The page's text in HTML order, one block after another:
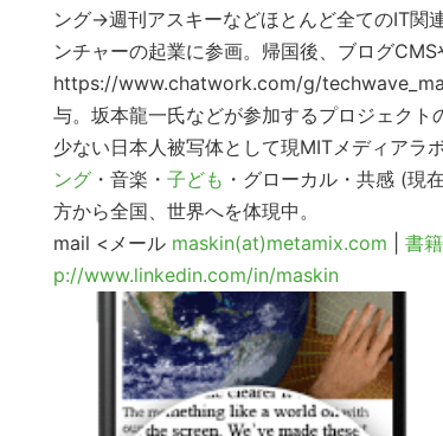
ング→週刊アスキーなどほとんど全てのIT関
ンチャーの起業に参画。帰国後、ブログ
https://www.chatwork.com/g/
与。坂本龍一氏などが参加するプロジェク
少ない日本人被写体として現MITメディアラ
ング ・音楽・ 子ども ・グローカル・共感 (現
方から全国、世界へを体現中。
mail <メール maskin(at)metamix.com 書
p://www.linkedin.com/in/maskin